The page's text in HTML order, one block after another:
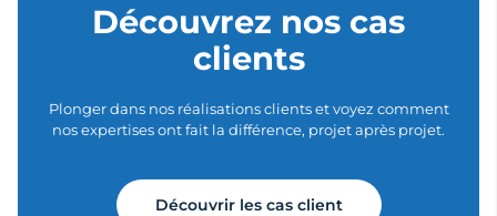
Découvrez nos cas
clients
Plonger dans nos réalisations clients et voyez comment
nos expertises ont fait la différence, projet après projet.
Découvrir les cas client